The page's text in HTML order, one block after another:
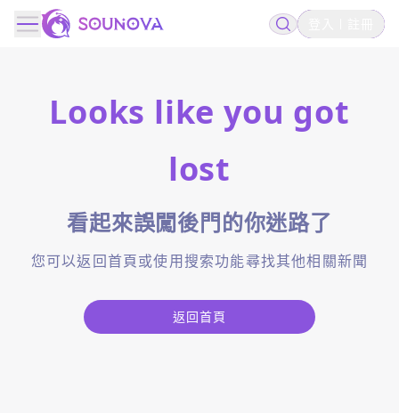
Looks like you got
lost
看起來誤闖後門的你迷路了
您可以返回首頁或使用搜索功能尋找其他相關新聞
返回首頁